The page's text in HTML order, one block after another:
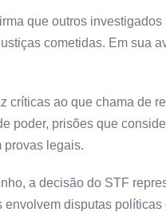
que outros
cometidas. Em sua
críticas ao que chama de
poder, prisões que
provas legais.
a decisão do STF
envolvem disputas